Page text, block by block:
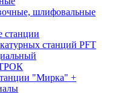
шлифовальные
станции
станций PFT
"Мирка" +